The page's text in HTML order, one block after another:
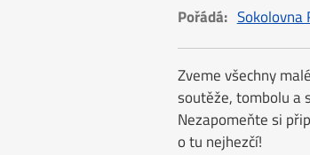
Pořádá: Sokolovna
Zveme všechny
soutěže, tombolu a
Nezapomeňte si
o tu nejhezčí!